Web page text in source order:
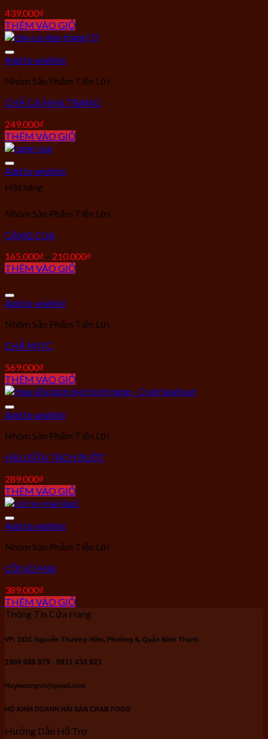
439.000₫
THÊM VÀO GIỎ
Add to wishlist
Nhóm Sản Phẩm Tiện Lợi
CHẢ CÁ NHA TRANG
249.000₫
THÊM VÀO GIỎ
Add to wishlist
Hết hàng
Nhóm Sản Phẩm Tiện Lợi
CÀNG CUA
165.000₫ – 210.000₫
THÊM VÀO GIỎ
Add to wishlist
Nhóm Sản Phẩm Tiện Lợi
CHẢ MỰC
569.000₫
THÊM VÀO GIỎ
Add to wishlist
Nhóm Sản Phẩm Tiện Lợi
HÀU SỮA TÁCH RUỘT
289.000₫
THÊM VÀO GIỎ
Add to wishlist
Nhóm Sản Phẩm Tiện Lợi
CỒI SÒ MAI
389.000₫
THÊM VÀO GIỎ
Thông Tin Cửa Hàng
VP: 151C Nguyễn Thượng Hiền, Phường 6, Quận Bình Thạnh
1900 088 879 - 0931 434 823
Huylecongvn@gmail.com
HỘ KINH DOANH HẢI SẢN CRAB FOOD
Hướng Dẫn Hỗ Trợ